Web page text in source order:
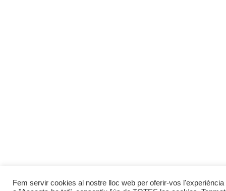
Fem servir cookies al nostre lloc web per oferir-vos